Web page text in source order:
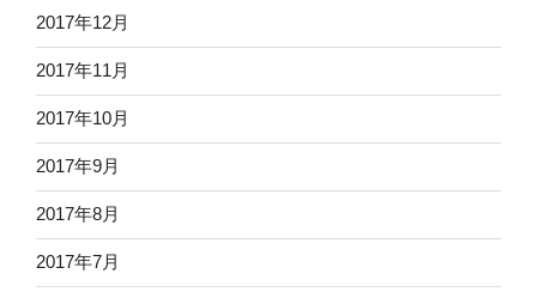
2017年12月
2017年11月
2017年10月
2017年9月
2017年8月
2017年7月